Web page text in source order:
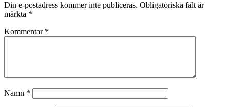
Din e-postadress kommer inte publiceras. Obligatoriska fält är
märkta *
Kommentar *
Namn *